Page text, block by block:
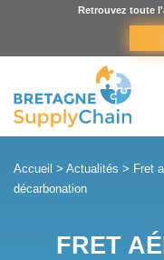
Retrouvez toute
Accueil > Actualités > Fret
décarbonation
FRET
Panneau de gestion des